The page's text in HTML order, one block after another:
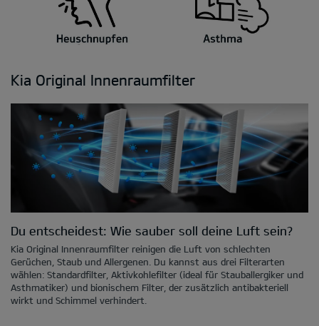
Kia Original Innenraumfilter
Du entscheidest: Wie sauber soll deine Luft sein?
Kia Original Innenraumfilter reinigen die Luft von schlechten
Gerüchen, Staub und Allergenen. Du kannst aus drei Filterarten
wählen: Standardfilter, Aktivkohlefilter (ideal für Stauballergiker und
Asthmatiker) und bionischem Filter, der zusätzlich antibakteriell
wirkt und Schimmel verhindert.